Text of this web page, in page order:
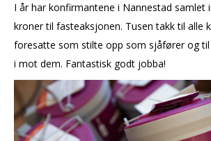
MENIGHETSBLAD
I år har konfirmantene i Nannestad samlet
kroner til fasteaksjonen. Tusen takk til alle
foresatte som stilte opp som sjåfører og
i mot dem. Fantastisk godt jobba!